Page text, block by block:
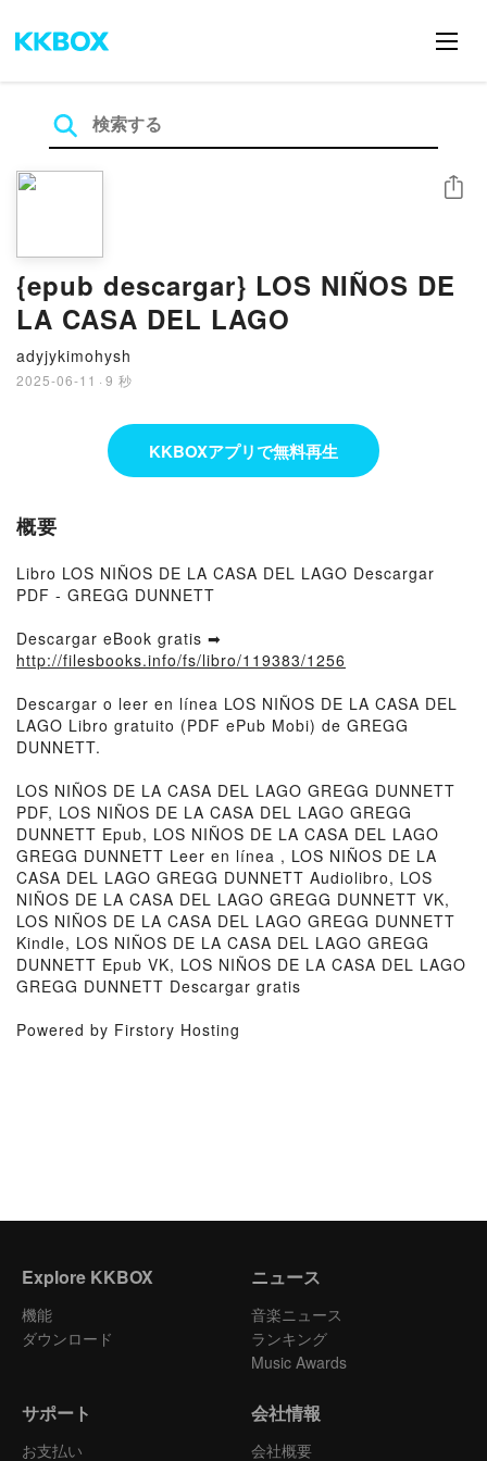
{epub descargar} LOS NIÑOS DE
LA CASA DEL LAGO
adyjykimohysh
2025-06-11 · 9 秒
シェア
KKBOXアプリで無料再生
概要
Libro LOS NIÑOS DE LA CASA DEL LAGO Descargar
PDF - GREGG DUNNETT
Descargar eBook gratis ➡
http://filesbooks.info/fs/libro/119383/1256
Descargar o leer en línea LOS NIÑOS DE LA CASA DEL
LAGO Libro gratuito (PDF ePub Mobi) de GREGG
DUNNETT.
LOS NIÑOS DE LA CASA DEL LAGO GREGG DUNNETT
PDF, LOS NIÑOS DE LA CASA DEL LAGO GREGG
DUNNETT Epub, LOS NIÑOS DE LA CASA DEL LAGO
GREGG DUNNETT Leer en línea , LOS NIÑOS DE LA
CASA DEL LAGO GREGG DUNNETT Audiolibro, LOS
NIÑOS DE LA CASA DEL LAGO GREGG DUNNETT VK,
LOS NIÑOS DE LA CASA DEL LAGO GREGG DUNNETT
Kindle, LOS NIÑOS DE LA CASA DEL LAGO GREGG
DUNNETT Epub VK, LOS NIÑOS DE LA CASA DEL LAGO
GREGG DUNNETT Descargar gratis
Powered by Firstory Hosting
Explore KKBOX
機能
ダウンロード
ニュース
音楽ニュース
ランキング
Music Awards
サポート
お支払い
会社情報
会社概要